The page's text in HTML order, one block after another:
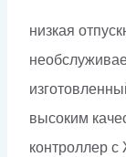
низкая
высоким
контроллер